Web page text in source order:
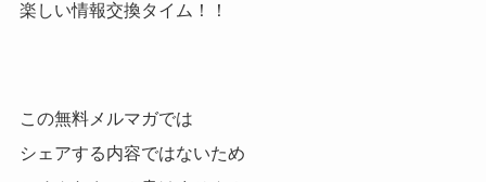
楽しい情報交換タイム！！
この無料メルマガでは
シェアする内容ではないため